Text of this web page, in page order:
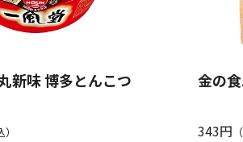
新味 博多とんこつ
金の
343円